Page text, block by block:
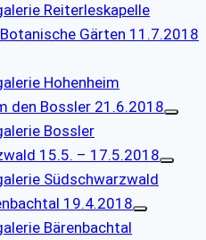
Reiterleskapelle
Gärten 11.7.2018
Hohenheim
den Bossler 21.6.2018
Bossler
15.5. – 17.5.2018
Südschwarzwald
19.4.2018
Bärenbachtal